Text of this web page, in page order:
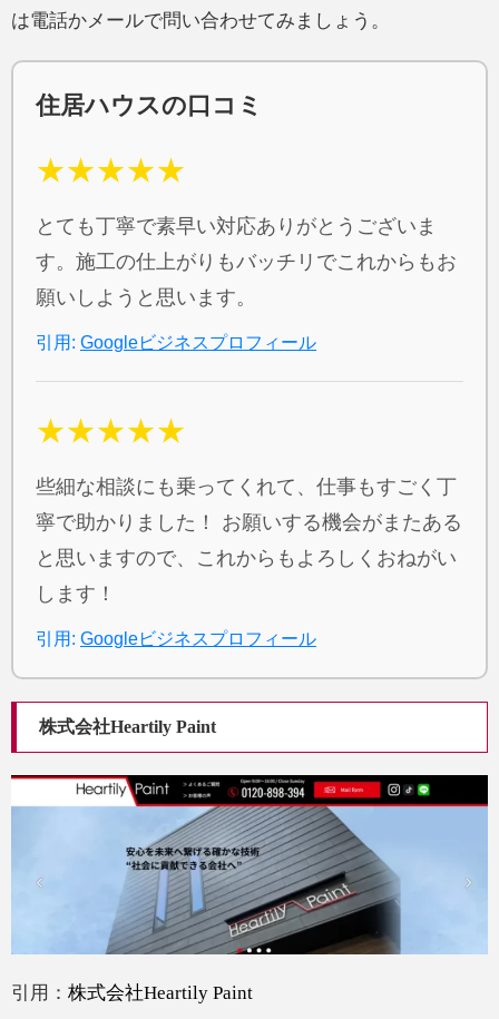
は電話かメールで問い合わせてみましょう。
住居ハウスの口コミ
★★★★★
とても丁寧で素早い対応ありがとうございま
す。施工の仕上がりもバッチリでこれからもお
願いしようと思います。
引用: Googleビジネスプロフィール
★★★★★
些細な相談にも乗ってくれて、仕事もすごく丁
寧で助かりました！ お願いする機会がまたある
と思いますので、これからもよろしくおねがい
します！
引用: Googleビジネスプロフィール
株式会社Heartily Paint
引用： 株式会社Heartily Paint